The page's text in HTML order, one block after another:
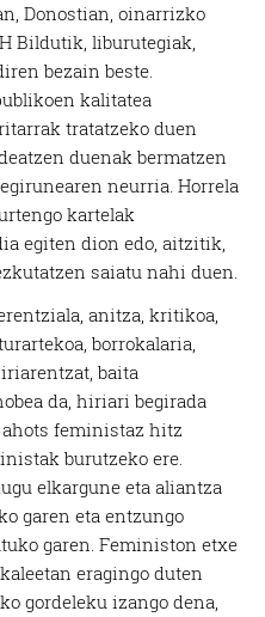
Donostian, oinarrizko
Bildutik, liburutegiak,
bezain beste.
kalitatea
tratatzeko duen
duenak bermatzen
neurria. Horrela
kartelak
egiten dion edo, aitzitik,
saiatu nahi duen.
anitza, kritikoa,
borrokalaria,
baita
da, hiriari begirada
feministaz hitz
burutzeko ere.
elkargune eta aliantza
garen eta entzungo
garen. Feministon etxe
eragingo duten
gordeleku izango dena,